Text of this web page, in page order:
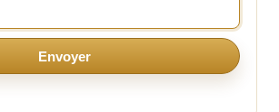
Envoyer